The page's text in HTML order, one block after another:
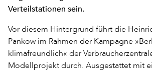
Verteilstationen sein.
Vor diesem Hintergrund führt die
Pankow im Rahmen der Kampagne
klimafreundlich« der
Modellprojekt durch. Ausgestattet mit